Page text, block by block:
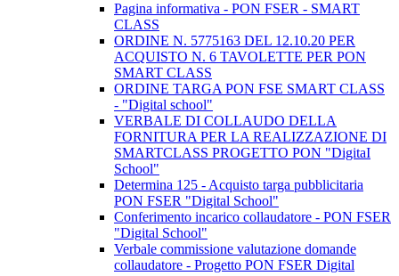
Pagina informativa - PON FSER - SMART
CLASS
ORDINE N. 5775163 DEL 12.10.20 PER
ACQUISTO N. 6 TAVOLETTE PER PON
SMART CLASS
ORDINE TARGA PON FSE SMART CLASS
- "Digital school"
VERBALE DI COLLAUDO DELLA
FORNITURA PER LA REALIZZAZIONE DI
SMARTCLASS PROGETTO PON "DigitaI
School"
Determina 125 - Acquisto targa pubblicitaria
PON FSER "Digital School"
Conferimento incarico collaudatore - PON FSER
"Digital School"
Verbale commissione valutazione domande
collaudatore - Progetto PON FSER Digital